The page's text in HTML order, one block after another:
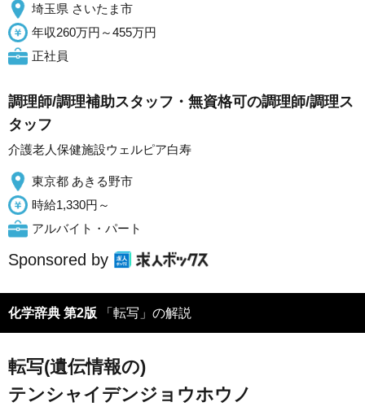
埼玉県 さいたま市
年収260万円～455万円
正社員
調理師/調理補助スタッフ・無資格可の調理師/調理ス
タッフ
介護老人保健施設ウェルピア白寿
東京都 あきる野市
時給1,330円～
アルバイト・パート
Sponsored by
化学辞典 第2版 「転写」の解説
転写(遺伝情報の)
テンシャイデンジョウホウノ